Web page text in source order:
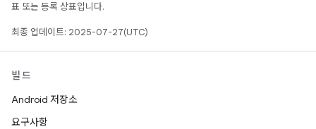
표 또는 등록 상표입니다.
최종 업데이트: 2025-07-27(UTC)
빌드
Android 저장소
요구사항